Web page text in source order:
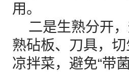
用。
二是生熟分开，
熟砧板、刀具，
凉拌菜，避免“带菌